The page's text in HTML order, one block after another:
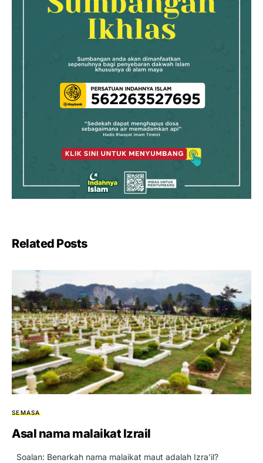
Related Posts
SEMASA
Asal nama malaikat Izrail
Soalan: Benarkah nama malaikat maut adalah Izra’il?